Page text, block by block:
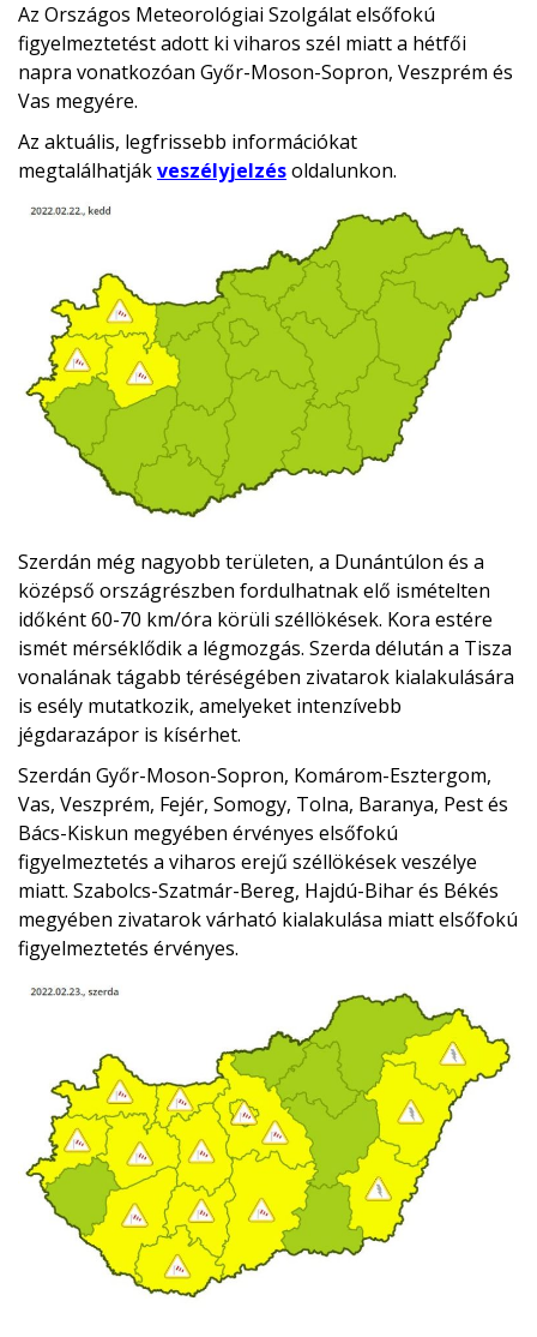
Az Országos Meteorológiai Szolgálat elsőfokú
figyelmeztetést adott ki viharos szél miatt a hétfői
napra vonatkozóan Győr-Moson-Sopron, Veszprém és
Vas megyére.
Az aktuális, legfrissebb információkat
megtalálhatjákveszélyjelzésoldalunkon.
Szerdán még nagyobb területen, a Dunántúlon és a
középső országrészben fordulhatnak elő ismételten
időként 60-70 km/óra körüli széllökések. Kora estére
ismét mérséklődik a légmozgás. Szerda délután a Tisza
vonalának tágabb téréségében zivatarok kialakulására
is esély mutatkozik, amelyeket intenzívebb
jégdarazápor is kísérhet.
Szerdán Győr-Moson-Sopron, Komárom-Esztergom,
Vas, Veszprém, Fejér, Somogy, Tolna, Baranya, Pest és
Bács-Kiskun megyében érvényes elsőfokú
figyelmeztetés a viharos erejű széllökések veszélye
miatt. Szabolcs-Szatmár-Bereg, Hajdú-Bihar és Békés
megyében zivatarok várható kialakulása miatt elsőfokú
figyelmeztetés érvényes.